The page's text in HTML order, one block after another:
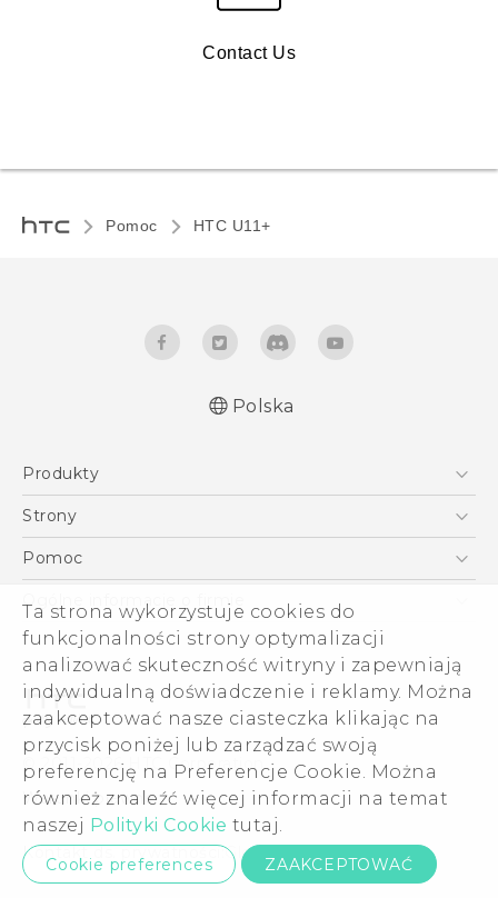
Ta strona wykorzystuje cookies do
funkcjonalności strony optymalizacji
analizować skuteczność witryny i zapewniają
indywidualną doświadczenie i reklamy. Można
zaakceptować nasze ciasteczka klikając na
przycisk poniżej lub zarządzać swoją
preferencję na Preferencje Cookie. Można
również znaleźć więcej informacji na temat
naszej Polityki Cookie tutaj.
Cookie preferences ZAAKCEPTOWAĆ
Contact Us
Pomoc HTC U11+‎
Polish - Wytyczne dotyczące bezpieczeństwa i
English - User manual
English - Safety and regulatory guide
Polska
Produkty
Smartfony
VIVE
Akcesoria
Strony
HTC Vive
Pomoc
Pomoc E-commerce
Ogólne informacje o firmie
ESG
Informacje o firmie
Dla inwestorów (angielski)
Cookie Preferences
Kariera
Security and Privacy Whitepaper
© 2011-2026 HTC Corporation
Warunki prawne
Kontakt ds. prywatności:Global-Privacy@htc.com